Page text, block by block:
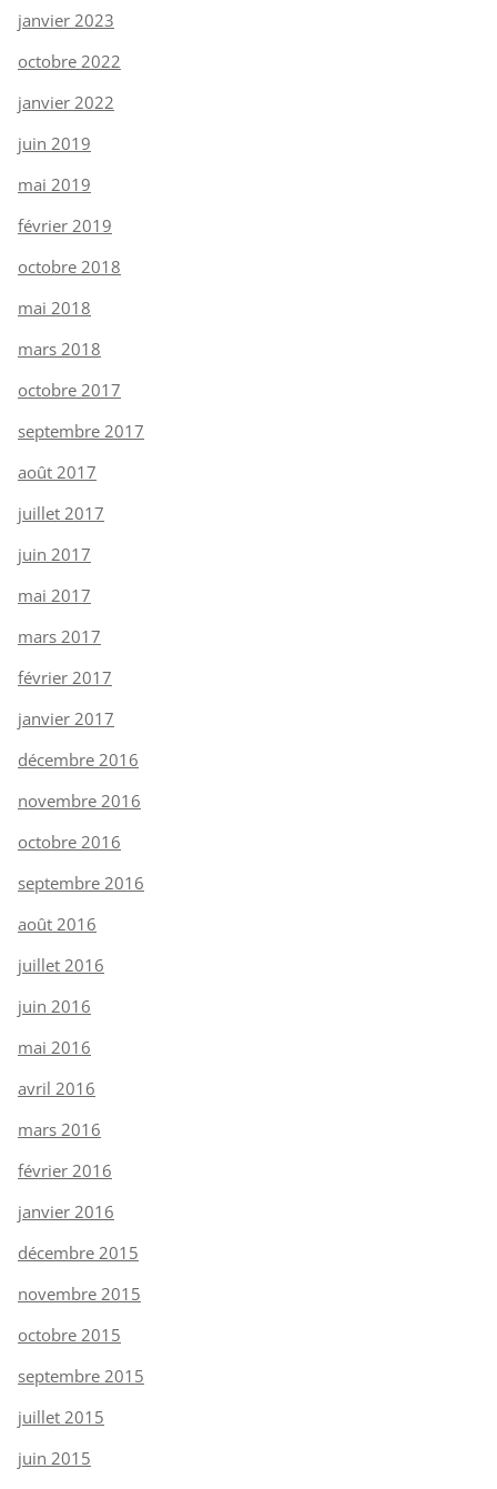
janvier 2023
octobre 2022
janvier 2022
juin 2019
mai 2019
février 2019
octobre 2018
mai 2018
mars 2018
octobre 2017
septembre 2017
août 2017
juillet 2017
juin 2017
mai 2017
mars 2017
février 2017
janvier 2017
décembre 2016
novembre 2016
octobre 2016
septembre 2016
août 2016
juillet 2016
juin 2016
mai 2016
avril 2016
mars 2016
février 2016
janvier 2016
décembre 2015
novembre 2015
octobre 2015
septembre 2015
juillet 2015
juin 2015